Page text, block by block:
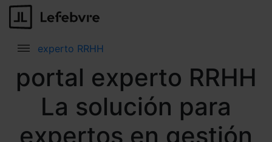
experto RRHH
portal experto RRHH
La solución para
expertos en gestión